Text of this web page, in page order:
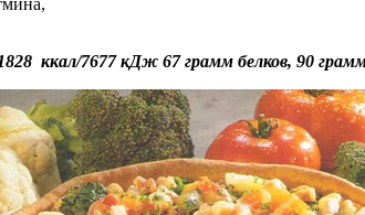
ккал/7677 кДж 67 грамм белков, 90